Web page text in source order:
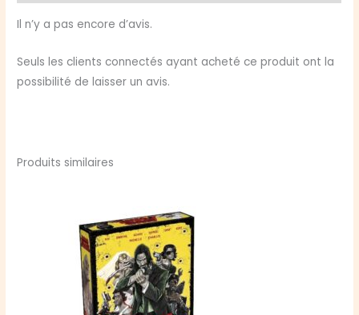
Il n’y a pas encore d’avis.
Seuls les clients connectés ayant acheté ce produit ont la
possibilité de laisser un avis.
Produits similaires